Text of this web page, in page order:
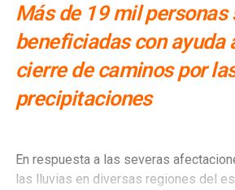
Más de 19 mil personas
beneficiadas con ayuda
cierre de caminos por
precipitaciones
En respuesta a las severas
las lluvias en diversas regiones del